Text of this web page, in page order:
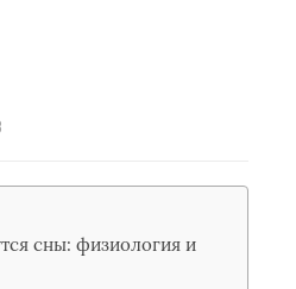
сны: физиология и